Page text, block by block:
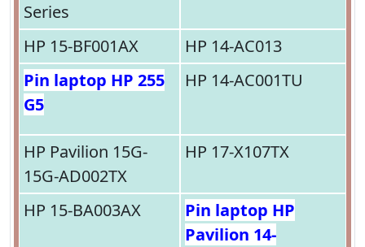
Series
HP 15-BF001AX
HP 14-AC013
Pin laptop HP 255
G5
HP 14-AC001TU
HP Pavilion 15G-
15G-AD002TX
HP 17-X107TX
HP 15-BA003AX
Pin laptop HP
Pavilion 14-